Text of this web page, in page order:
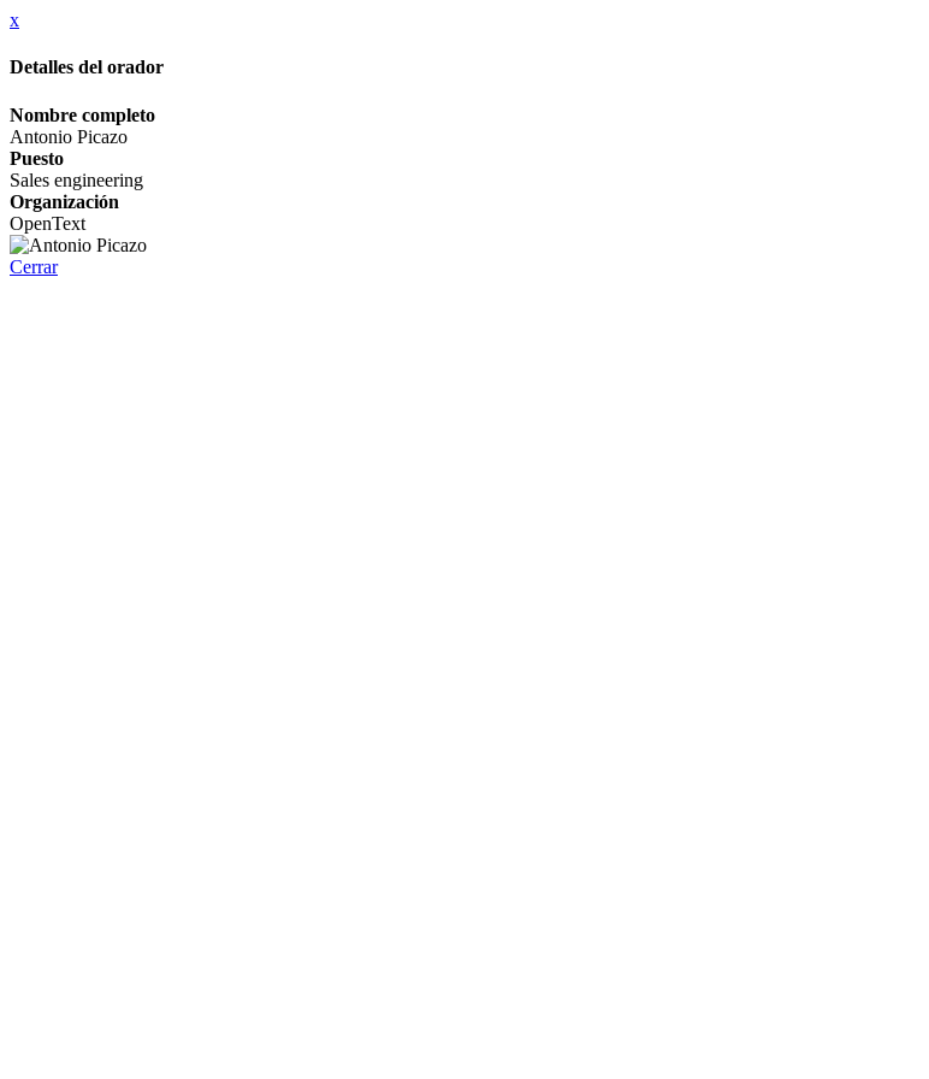
x
Detalles del orador
Nombre completo
Antonio Picazo
Puesto
Sales engineering
Organización
OpenText
Cerrar